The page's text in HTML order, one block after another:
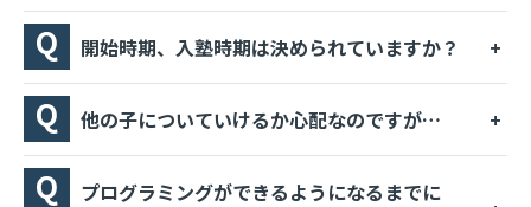
開始時期、入塾時期は決められていますか？
他の子についていけるか心配なのですが…
プログラミングができるようになるまでに